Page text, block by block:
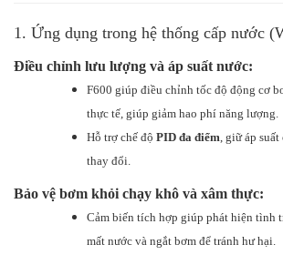
1. Ứng dụng trong hệ thống cấp nước
Điều chỉnh lưu lượng và áp suất nước:
F600 giúp điều chỉnh tốc độ động cơ
thực tế, giúp giảm hao phí năng lượng.
Hỗ trợ chế độ PID đa điểm, giữ áp
thay đổi.
Bảo vệ bơm khỏi chạy khô và xâm thực:
Cảm biến tích hợp giúp phát hiện tình
mất nước và ngắt bơm để tránh hư hại.